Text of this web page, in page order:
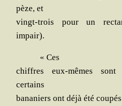
pèze, et
vingt-trois pour un
impair).
« Ces
chiffres eux-mêmes sont
certains
bana­niers ont déjà été